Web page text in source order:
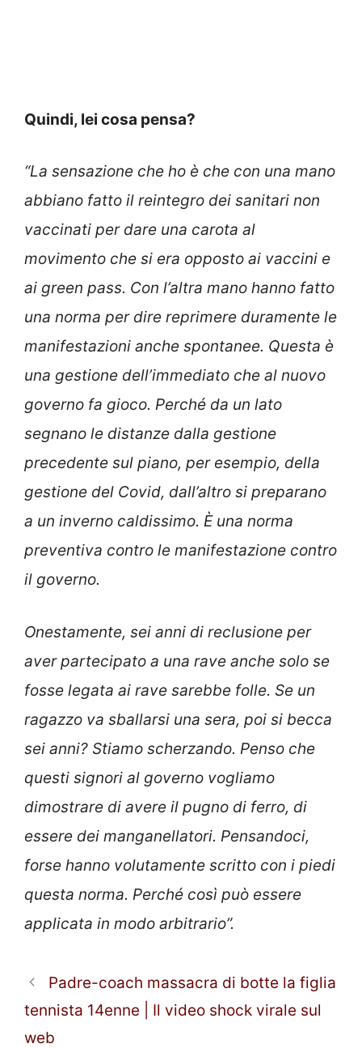
Quindi, lei cosa pensa?
“La sensazione che ho è che con una mano
abbiano fatto il reintegro dei sanitari non
vaccinati per dare una carota al
movimento che si era opposto ai vaccini e
ai green pass. Con l’altra mano hanno fatto
una norma per dire reprimere duramente le
manifestazioni anche spontanee. Questa è
una gestione dell’immediato che al nuovo
governo fa gioco. Perché da un lato
segnano le distanze dalla gestione
precedente sul piano, per esempio, della
gestione del Covid, dall’altro si preparano
a un inverno caldissimo. È una norma
preventiva contro le manifestazione contro
il governo.
Onestamente, sei anni di reclusione per
aver partecipato a una rave anche solo se
fosse legata ai rave sarebbe folle. Se un
ragazzo va sballarsi una sera, poi si becca
sei anni? Stiamo scherzando. Penso che
questi signori al governo vogliamo
dimostrare di avere il pugno di ferro, di
essere dei manganellatori. Pensandoci,
forse hanno volutamente scritto con i piedi
questa norma. Perché così può essere
applicata in modo arbitrario”.
Padre-coach massacra di botte la figlia
tennista 14enne | Il video shock virale sul
web